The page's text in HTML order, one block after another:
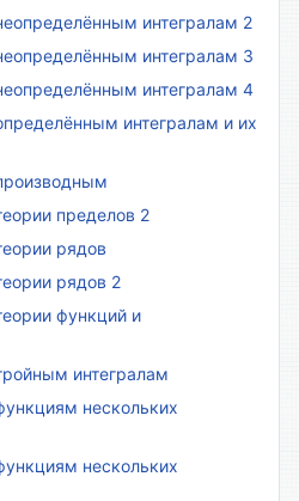
интегралам 2
интегралам 3
интегралам 4
интегралам и их
пределов 2
рядов
рядов 2
функций и
интегралам
нескольких
нескольких